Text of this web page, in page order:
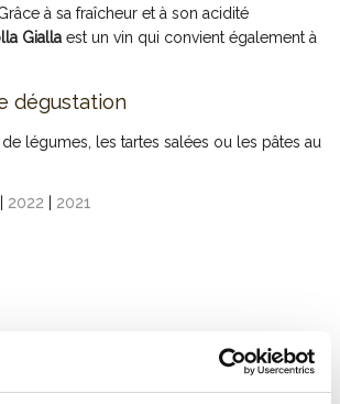
à sa fraîcheur et à son acidité
Gialla est un vin qui convient également à
dégustation
de légumes, les tartes salées ou les pâtes au
2022 2021